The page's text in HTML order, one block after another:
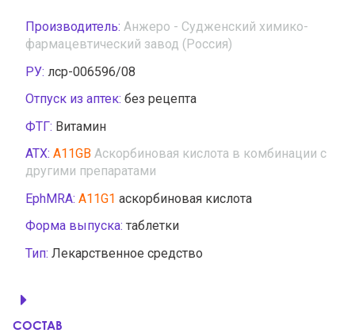
Производитель: Анжеро - Судженский химико-
фармацевтический завод (Россия)
РУ: лср-006596/08
Отпуск из аптек: без рецепта
ФТГ: Витамин
АТХ: A11GB Аскорбиновая кислота в комбинации с
другими препаратами
EphMRA: A11G1 аскорбиновая кислота
Форма выпуска: таблетки
Тип: Лекарственное средство
СОСТАВ